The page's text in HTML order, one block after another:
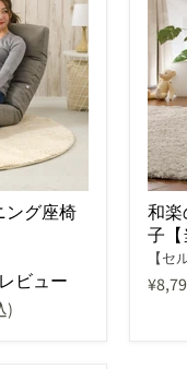
ング座椅
ビュー
)
和楽
子【
【セ